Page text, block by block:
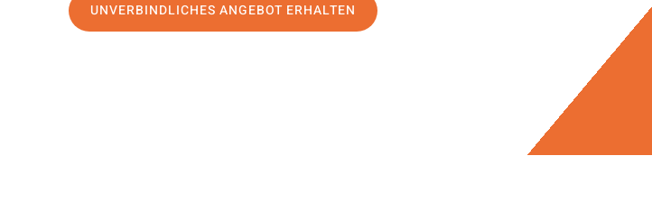
UNVERBINDLICHES ANGEBOT ERHALTEN